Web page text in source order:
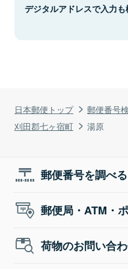
日本郵便トップ 郵便番号
刈田郡七ヶ宿町
湯原
デジタルアドレスで入力も
郵便番号を調べる
郵便局・ATM・
荷物のお問い合